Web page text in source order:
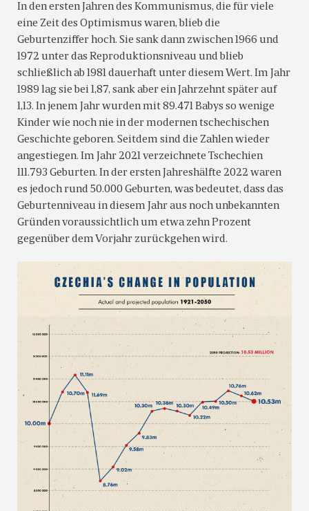
In den ersten Jahren des Kommunismus, die für viele
eine Zeit des Optimismus waren, blieb die
Geburtenziffer hoch. Sie sank dann zwischen 1966 und
1972 unter das Reproduktionsniveau und blieb
schließlich ab 1981 dauerhaft unter diesem Wert. Im Jahr
1989 lag sie bei 1,87, sank aber ein Jahrzehnt später auf
1,13. In jenem Jahr wurden mit 89.471 Babys so wenige
Kinder wie noch nie in der modernen tschechischen
Geschichte geboren. Seitdem sind die Zahlen wieder
angestiegen. Im Jahr 2021 verzeichnete Tschechien
111.793 Geburten. In der ersten Jahreshälfte 2022 waren
es jedoch rund 50.000 Geburten, was bedeutet, dass das
Geburtenniveau in diesem Jahr aus noch unbekannten
Gründen voraussichtlich um etwa zehn Prozent
gegenüber dem Vorjahr zurückgehen wird.